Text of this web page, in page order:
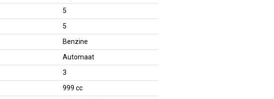
5
5
Benzine
Automaat
3
999 cc